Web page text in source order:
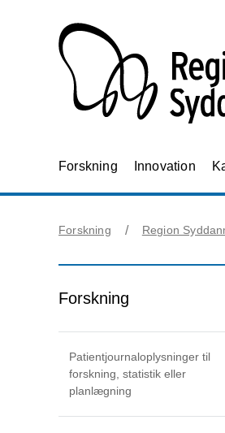
Forskning Innovation
Forskning Region
Forskning
Patientjournaloplysninger til
forskning, statistik eller
planlægning